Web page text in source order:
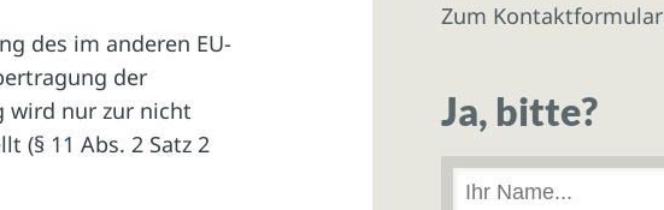
des im anderen EU-
der
wird nur zur nicht
(§ 11 Abs. 2 Satz 2
Zum Kontaktformular
Ja, bitte?